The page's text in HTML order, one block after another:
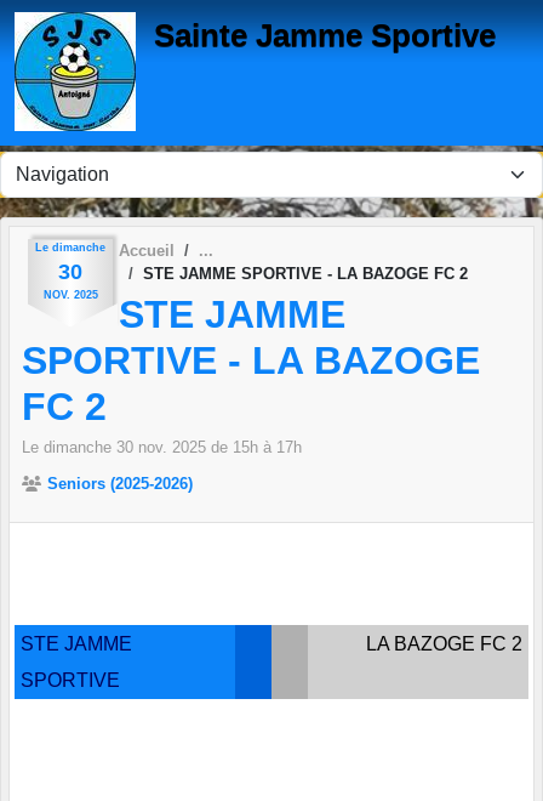
Sainte Jamme Sportive
Le dimanche
30
NOV. 2025
Accueil
STE JAMME SPORTIVE - LA BAZOGE FC 2
STE JAMME
SPORTIVE - LA BAZOGE
FC 2
Le dimanche 30 nov. 2025 de 15h à 17h
Seniors (2025-2026)
STE JAMME
SPORTIVE
LA BAZOGE FC 2
Panneau de gestion des cookies